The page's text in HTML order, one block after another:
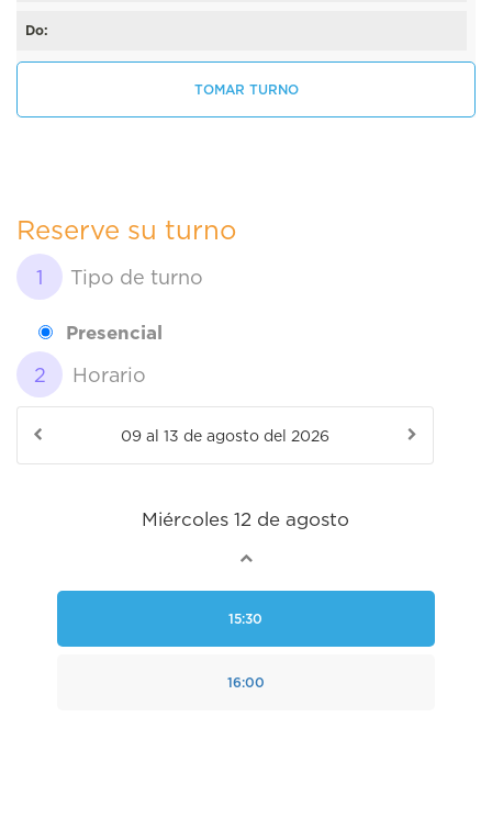
Do:
TOMAR TURNO
Reserve su turno
Tipo de turno
Presencial
Horario
Miércoles 12 de agosto
15:30
16:00